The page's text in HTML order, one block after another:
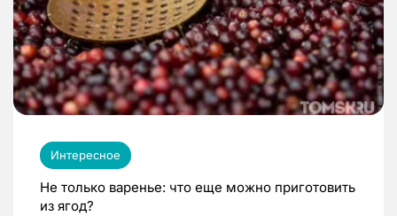
Интересное
Не только варенье: что еще можно приготовить
из ягод?